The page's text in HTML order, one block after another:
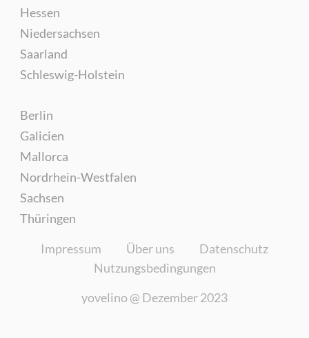
Hessen
Niedersachsen
Saarland
Schleswig-Holstein
Berlin
Galicien
Mallorca
Nordrhein-Westfalen
Sachsen
Thüringen
Impressum Über uns
Datenschutz
Nutzungsbedingungen
yovelino @ Dezember 2023